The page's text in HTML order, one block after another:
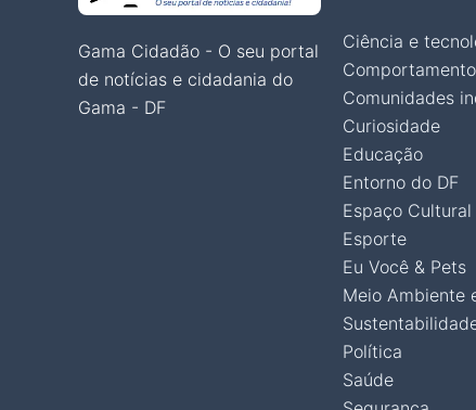
Gama Cidadão - O seu portal
de notícias e cidadania do
Gama - DF
Ciência e
Comportamento
Comunidades
Curiosidade
Educação
Entorno do DF
Espaço Cultural
Esporte
Eu Você & Pets
Meio Ambiente
Política
Saúde